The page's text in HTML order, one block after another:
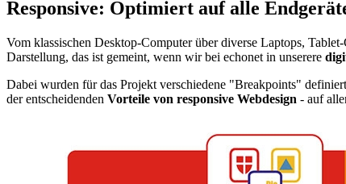
Responsive: Optimiert auf alle
Vom klassischen Desktop-Computer über diverse Laptops,
Darstellung, das ist gemeint, wenn wir bei echonet in unserere
Dabei wurden für das Projekt verschiedene "Breakpoints"
der entscheidenden Vorteile von responsive Webdesign - auf